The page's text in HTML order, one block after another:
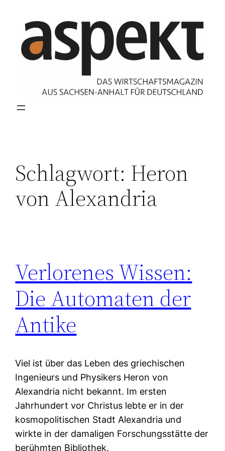
Inhalt
springen
Schlagwort: Heron
von Alexandria
Verlorenes Wissen:
Die Automaten der
Antike
Viel ist über das Leben des griechischen
Ingenieurs und Physikers Heron von
Alexandria nicht bekannt. Im ersten
Jahrhundert vor Christus lebte er in der
kosmopolitischen Stadt Alexandria und
wirkte in der damaligen Forschungsstätte der
berühmten Bibliothek.